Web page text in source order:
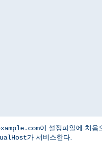
이 설정파일에 처음
가 서비스한다.